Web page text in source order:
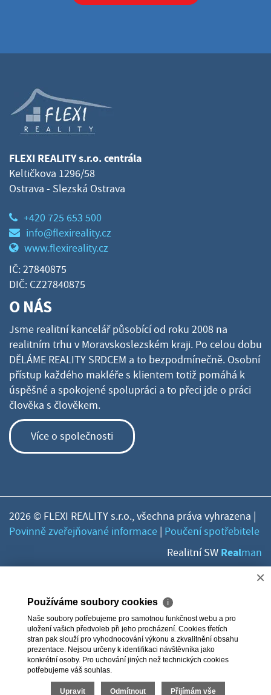
FLEXI REALITY s.r.o. centrála
Keltičkova 1296/58
Ostrava - Slezská Ostrava
+420 725 653 500
info@flexireality.cz
www.flexireality.cz
IČ: 27840875
DIČ: CZ27840875
O NÁS
Jsme realitní kancelář působící od roku 2008 na
realitním trhu v Moravskoslezském kraji. Po celou dobu
DĚLÁME REALITY SRDCEM a to bezpodmínečně. Osobní
přístup každého makléře s klientem totiž pomáhá k
úspěšné a spokojené spolupráci a to přeci jde o práci
člověka s člověkem.
Více o společnosti
2026 © FLEXI REALITY s.r.o., všechna práva vyhrazena |
Povinně zveřejňované informace | Poučení spotřebitele
Realitní SW Realman
×
Používáme soubory cookies ℹ
Naše soubory potřebujeme pro samotnou funkčnost webu a pro
uložení vašich předvoleb při jeho procházení. Cookies třetích
stran pak slouží pro vyhodnocování výkonu a zkvalitnění obsahu
prezentace. Nejsou určeny k identifikaci návštěvníka jako
konkrétní osoby. Pro uchování jiných než technických cookies
potřebujeme váš souhlas.
Upravit Odmítnout Přijímám vše